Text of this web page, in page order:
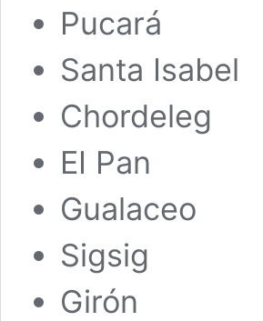
Pucará
Santa Isabel
Chordeleg
EI Pan
Gualaceo
Sigsig
Girón